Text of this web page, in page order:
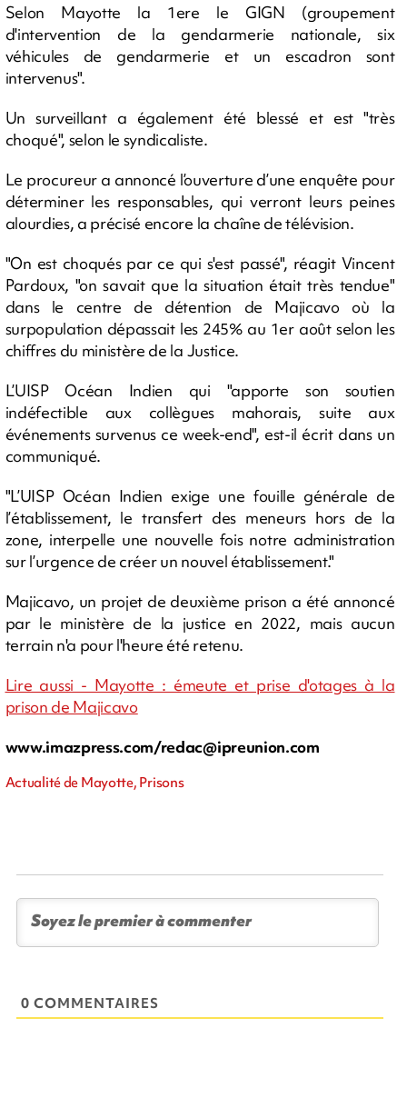
Selon Mayotte la 1ere le GIGN (groupement
d'intervention de la gendarmerie nationale, six
véhicules de gendarmerie et un escadron sont
intervenus".
Un surveillant a également été blessé et est "très
choqué", selon le syndicaliste.
Le procureur a annoncé l’ouverture d’une enquête pour
déterminer les responsables, qui verront leurs peines
alourdies, a précisé encore la chaîne de télévision.
"On est choqués par ce qui s'est passé", réagit Vincent
Pardoux, "on savait que la situation était très tendue"
dans le centre de détention de Majicavo où la
surpopulation dépassait les 245% au 1er août selon les
chiffres du ministère de la Justice.
L’UISP Océan Indien qui "apporte son soutien
indéfectible aux collègues mahorais, suite aux
événements survenus ce week-end", est-il écrit dans un
communiqué.
"L’UISP Océan Indien exige une fouille générale de
l’établissement, le transfert des meneurs hors de la
zone, interpelle une nouvelle fois notre administration
sur l’urgence de créer un nouvel établissement."
Majicavo, un projet de deuxième prison a été annoncé
par le ministère de la justice en 2022, mais aucun
terrain n'a pour l'heure été retenu.
Lire aussi - Mayotte : émeute et prise d'otages à la
prison de Majicavo
www.imazpress.com/redac@ipreunion.com
Actualité de Mayotte, Prisons
0 COMMENTAIRES